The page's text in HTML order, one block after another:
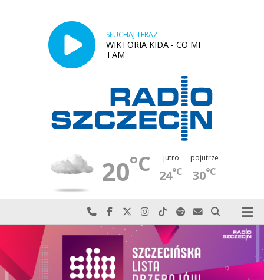
SŁUCHAJ TERAZ
WIKTORIA KIDA - CO MI
TAM
20°C jutro
24°C
pojutrze
30°C
Najlepiej po prostu do nas zadzwoń
Odwiedź nas na Facebook-u
Odwiedź nas na X
Odwiedź nas na Instagram-ie
Odwiedź nas na TikTok-u
Szukaj nas na Spotify
Wyślij do nas
Szukaj